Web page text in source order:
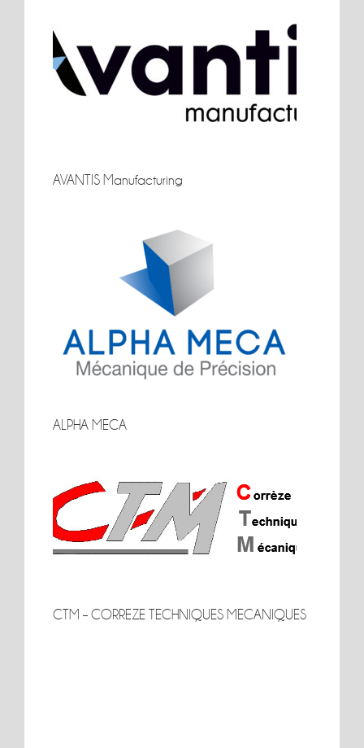
AVANTIS Manufacturing
AVANTIS Manufacturing
ALPHA MECA
ALPHA MECA
CTM – CORREZE TECHNIQUES MECANIQUES